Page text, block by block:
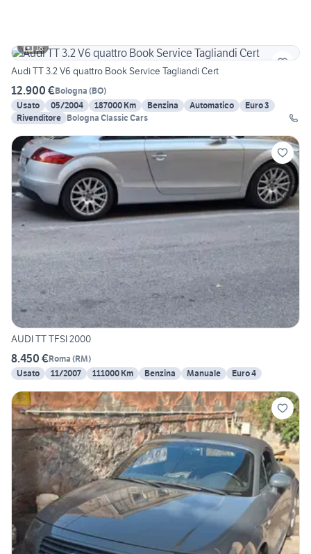
18
Audi TT 3.2 V6 quattro Book Service Tagliandi Cert
12.900 €Bologna (BO)
Usato
05/2004 187000 Km Benzina Automatico
Euro 3
Rivenditore Bologna Classic Cars
AUDI TT TFSI 2000
8.450 €Roma (RM)
Usato
11/2007 111000 Km Benzina Manuale Euro 4